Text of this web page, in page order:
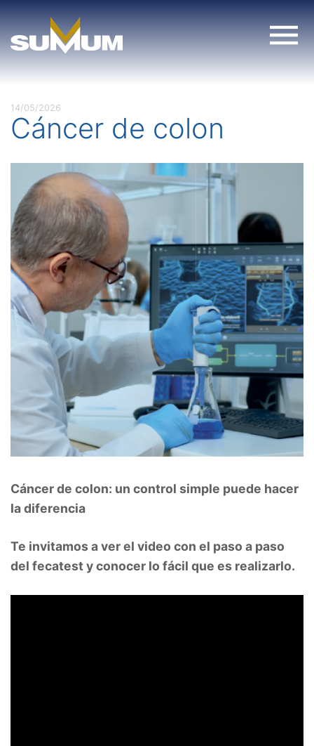
content
14/05/2026
Cáncer de colon
Cáncer de colon: un control simple puede hacer
la diferencia
Te invitamos a ver el video con el paso a paso
del fecatest y conocer lo fácil que es realizarlo.